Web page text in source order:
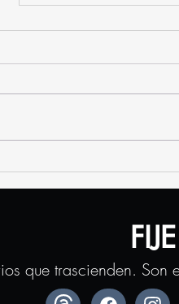
verdadero
FIJE
que trascienden. Son